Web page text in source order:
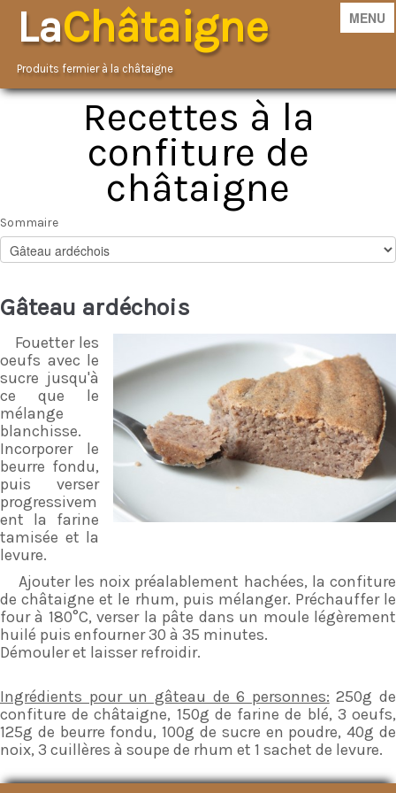
LaChâtaigne
Produits fermier à la châtaigne
MENU
Boutique
Décroissance
Contact
Jeux
Recettes
Nos services▼
Pension chevaux
Recettes à la
confiture de
châtaigne
Sommaire
Gâteau ardéchois
Fouetter les
oeufs avec le
sucre jusqu'à
ce que le
mélange
blanchisse.
Incorporer le
beurre fondu,
puis verser
progressivem
ent la farine
tamisée et la
levure.
Ajouter les noix préalablement hachées, la confiture
de châtaigne et le rhum, puis mélanger. Préchauffer le
four à 180°C, verser la pâte dans un moule légèrement
huilé puis enfourner 30 à 35 minutes.
Démouler et laisser refroidir.
Ingrédients pour un gâteau de 6 personnes: 250g de
confiture de châtaigne, 150g de farine de blé, 3 oeufs,
125g de beurre fondu, 100g de sucre en poudre, 40g de
noix, 3 cuillères à soupe de rhum et 1 sachet de levure.